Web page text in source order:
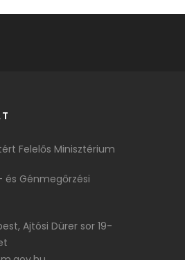
Felelős Minisztérium
és Génmegőrzési
Ajtósi Dürer sor 19-